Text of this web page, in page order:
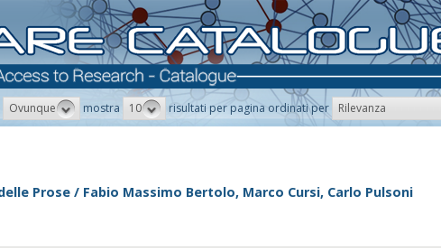
Ovunque mostra 10 risultati per pagina ordinati per Rilevanza
Prose / Fabio Massimo Bertolo, Marco Cursi, Carlo Pulsoni